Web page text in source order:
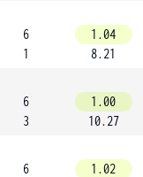
6
1
1.04
8.21
6
3
1.00
10.27
6
1.02